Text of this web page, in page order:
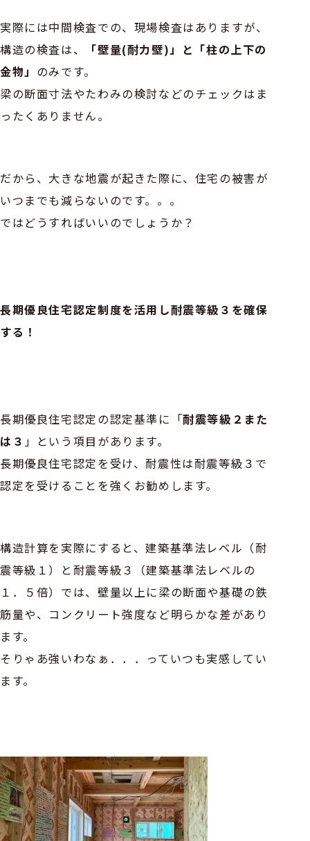
実際には中間検査での、現場検査はありますが、
構造の検査は、
「壁量(耐力壁)」と「柱の上下の
金物」 のみです。
梁の断面寸法やたわみの検討などのチェックはま
ったくありません。
だから、大きな地震が起きた際に、住宅の被害が
いつまでも減らないのです。。。
ではどうすればいいのでしょうか？
長期優良住宅認定制度を活用し耐震等級３を確保
する！
長期優良住宅認定の認定基準に「耐震等級２また
は３ 」という項目があります。
長期優良住宅認定を受け、耐震性は耐震等級３で
認定を受けることを強くお勧めします。
構造計算を実際にすると、建築基準法レベル（耐
震等級１）と耐震等級３（建築基準法レベルの
１．５倍）では、壁量以上に梁の断面や基礎の鉄
筋量や、コンクリート強度など明らかな差があり
ます。
そりゃあ強いわなぁ．．．っていつも実感してい
ます。